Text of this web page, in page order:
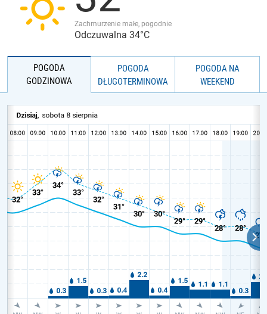
Zachmurzenie małe, pogodnie
Odczuwalna 34°C
POGODA
GODZINOWA
POGODA
DŁUGOTERMINOWA
POGODA NA
WEEKEND